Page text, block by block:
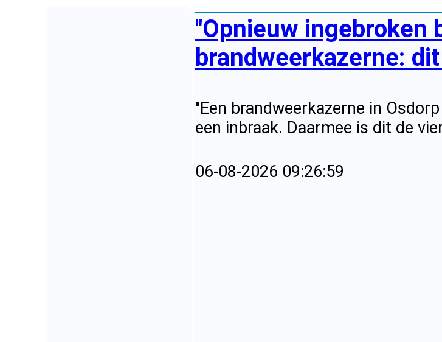
"Opnieuw ingebroken
brandweerkazerne:
"Een brandweerkazerne in
een inbraak. Daarmee is dit de
06-08-2026 09:26:59